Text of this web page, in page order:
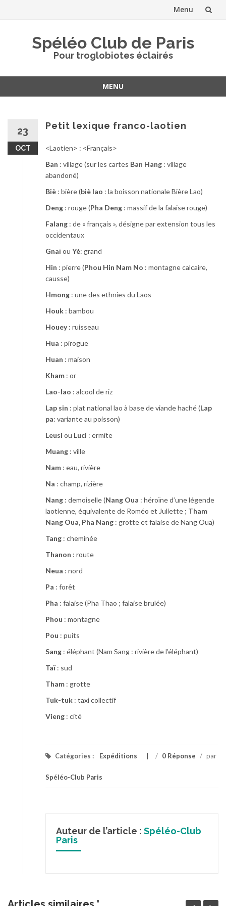
Menu
Spéléo Club de Paris
Pour troglobiotes éclairés
MENU
23
OCT
Petit lexique franco-laotien
<Laotien> : <Français>
Ban : village (sur les cartes Ban Hang : village
abandoné)
Biè : bière (biè lao : la boisson nationale Bière Lao)
Deng : rouge (Pha Deng : massif de la falaise rouge)
Falang : de « français », désigne par extension tous les
occidentaux
Gnaïou Yè: grand
Hin : pierre (Phou Hin Nam No : montagne calcaire,
causse)
Hmong : une des ethnies du Laos
Houk : bambou
Houey: ruisseau
Hua : pirogue
Huan : maison
Kham : or
Lao-lao : alcool de riz
Lap sin : plat national lao à base de viande haché (Lap
pa: variante au poisson)
Leusi ou Luci : ermite
Muang : ville
Nam : eau, rivière
Na : champ, rizière
Nang : demoiselle (Nang Oua : héroïne d’une légende
laotienne, équivalente de Roméo et Juliette ; Tham
Nang Oua, Pha Nang : grotte et falaise de Nang Oua)
Tang : cheminée
Thanon : route
Neua : nord
Pa : forêt
Pha : falaise (Pha Thao ; falaise brulée)
Phou : montagne
Pou : puits
Sang : éléphant (Nam Sang : rivière de l’éléphant)
Taï : sud
Tham : grotte
Tuk-tuk : taxi collectif
Vieng : cité
Catégories : Expéditions / 0 Réponse / par
Spéléo-Club Paris
Auteur de l’article : Spéléo-Club
Paris